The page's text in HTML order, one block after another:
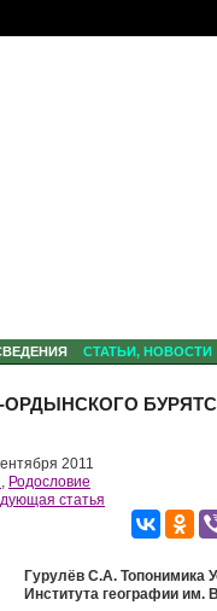
СТАТЬИ, НОВОСТИ
2011
, Родословие
статья
Гурулёв С.А. Топонимика
Института географии